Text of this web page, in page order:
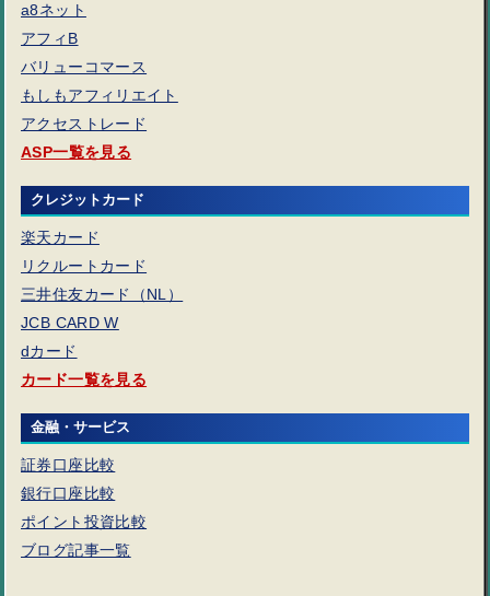
a8ネット
アフィB
バリューコマース
もしもアフィリエイト
アクセストレード
ASP一覧を見る
クレジットカード
楽天カード
リクルートカード
三井住友カード（NL）
JCB CARD W
dカード
カード一覧を見る
金融・サービス
証券口座比較
銀行口座比較
ポイント投資比較
ブログ記事一覧